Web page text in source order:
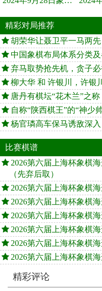
精彩对局推荐
胡荣华让聂卫平一马两先
中国象棋布局体系分类
弃马取势抢先机，贪子
柳大华 和 许银川，许银
唐丹有棋坛“花木兰”之称
自称“陕西棋王”的“神少
杨官璘高车保马诱敌深
比赛棋谱
2026第六届上海杯象棋
（先弃后取）
2026第六届上海杯象棋
2026第六届上海杯象棋
2026第六届上海杯象棋
2026第六届上海杯象棋
2026第六届上海杯象棋
2026第六届上海杯象棋
精彩评论